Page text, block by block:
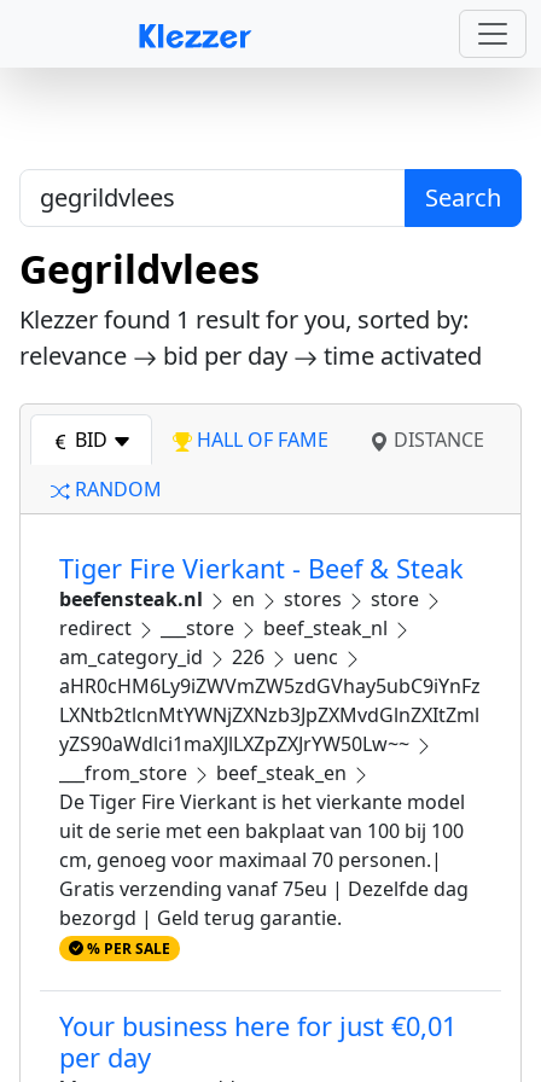
Search
Gegrildvlees
Klezzer found 1 result for you, sorted by:
relevance
bid per day time activated
BID HALL OF FAME
DISTANCE
RANDOM
Tiger Fire Vierkant - Beef & Steak
beefensteak.nl en stores
store
redirect
___store
beef_steak_nl
am_category_id
226
uenc
aHR0cHM6Ly9iZWVmZW5zdGVhay5ubC9iYnFz
LXNtb2tlcnMtYWNjZXNzb3JpZXMvdGlnZXItZml
yZS90aWdlci1maXJlLXZpZXJrYW50Lw~~
___from_store
beef_steak_en
De Tiger Fire Vierkant is het vierkante model
uit de serie met een bakplaat van 100 bij 100
cm, genoeg voor maximaal 70 personen.|
Gratis verzending vanaf 75eu | Dezelfde dag
bezorgd | Geld terug garantie.
% PER SALE
Your business here for just €0,01
per day